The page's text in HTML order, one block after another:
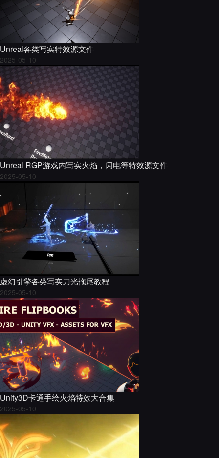
Unreal各类写实特效源文件
2025-05-10
Unreal RGP游戏内写实火焰，闪电等特效源文件
2025-05-10
虚幻引擎各类写实刀光拖尾教程
2025-05-10
Unity3D卡通手绘火焰特效大合集
2025-05-10